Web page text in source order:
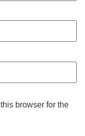
browser for the